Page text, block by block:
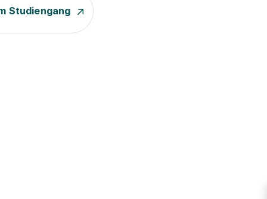
Studiengang